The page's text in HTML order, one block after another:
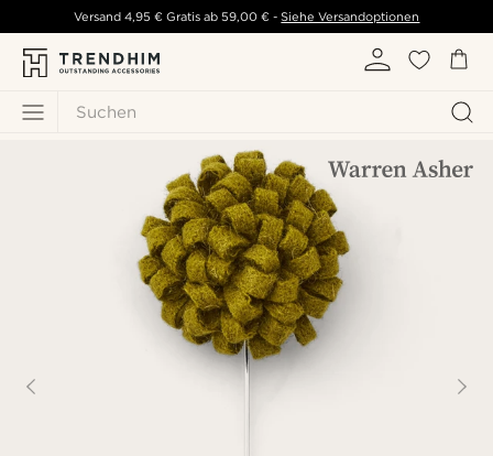
Suchen
Versand 4,95 € Gratis ab 59,00 € - Siehe Versandoptionen